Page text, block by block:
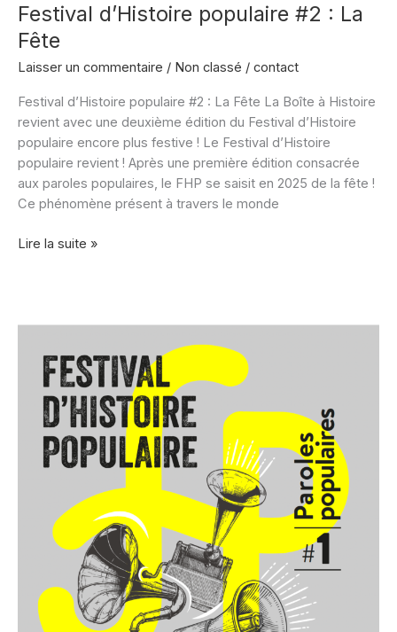
Festival d’Histoire populaire #2 : La
Fête
Laisser un commentaire / Non classé / contact
Festival d’Histoire populaire #2 : La Fête La Boîte à Histoire
revient avec une deuxième édition du Festival d’Histoire
populaire encore plus festive ! Le Festival d’Histoire
populaire revient ! Après une première édition consacrée
aux paroles populaires, le FHP se saisit en 2025 de la fête !
Ce phénomène présent à travers le monde
Festival
:
Lire la suite »